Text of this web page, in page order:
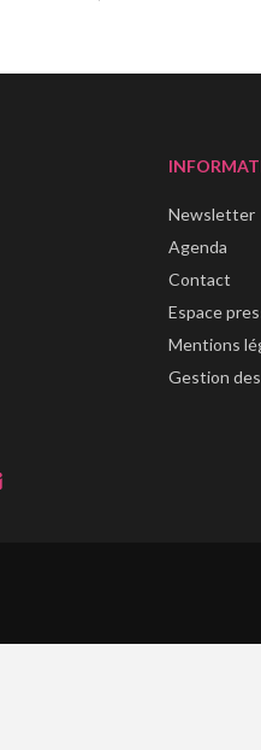
Newsletter
Agenda
Contact
Espace
Mentions
Gestion